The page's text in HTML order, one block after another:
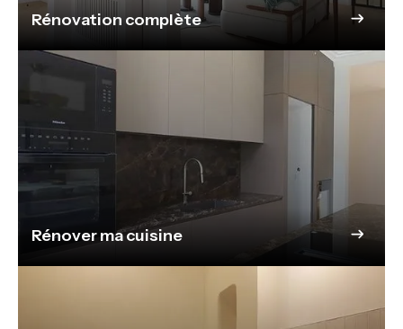
Rénovation complète
Rénover ma cuisine